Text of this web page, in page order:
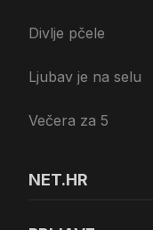
Divlje pčele
Ljubav je na selu
Večera za 5
NET.HR